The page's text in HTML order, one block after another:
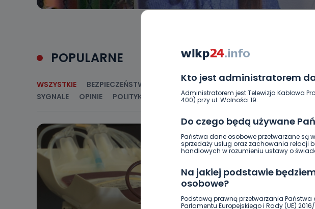
Kto jest administratorem
Administratorem jest Telewizja Kablowa
400) przy ul. Wolności 19.
Do czego będą używane
Państwa dane osobowe przetwarzane są
sprzedaży usług oraz zachowania relacji
handlowych w rozumieniu ustawy o
Na jakiej podstawie
osobowe?
Podstawą prawną przetwarzania Państwa
Parlamentu Europejskiego i Rady (UE)
POPULARNE
WSZYSTKIE BEZPIECZEŃSTWO CIEKAWOSTKI
SYGNALE
OPINIE POLITYKA RELIGIA SAMORZĄD ŚRODOWISKO